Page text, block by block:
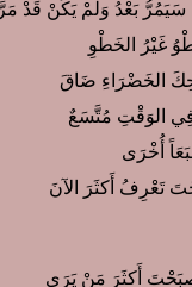
سَيَمُرُّ بَعْدُ وَلَمْ يَكُنْ قَدْ
غَيْرُ الخَطْوِ
الخَضْرَاءِ ضَاقَ
الوَقْتِ مُتَّسَعٌ
أُخْرَى
تَعْرِفُ أَكثَرَ الآنَ
أَكثَرَ مَنْ يَرَى